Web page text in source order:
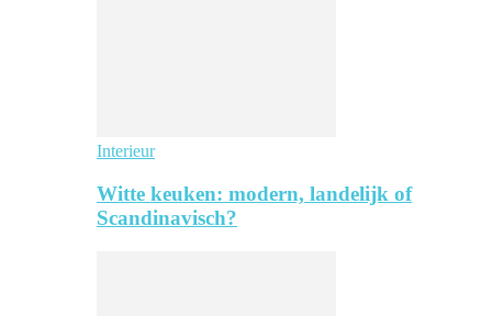
Interieur
Witte keuken: modern, landelijk of
Scandinavisch?